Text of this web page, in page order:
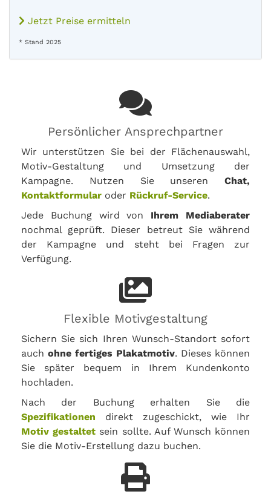
Jetzt Preise ermitteln
* Stand 2025
Persönlicher Ansprechpartner
Wir unterstützen Sie bei der Flächenauswahl,
Motiv-Gestaltung und Umsetzung der
Kampagne. Nutzen Sie unseren Chat,
Kontaktformular oder Rückruf-Service.
Jede Buchung wird von Ihrem Mediaberater
nochmal geprüft. Dieser betreut Sie während
der Kampagne und steht bei Fragen zur
Verfügung.
Flexible Motivgestaltung
Sichern Sie sich Ihren Wunsch-Standort sofort
auch ohne fertiges Plakatmotiv. Dieses können
Sie später bequem in Ihrem Kundenkonto
hochladen.
Nach der Buchung erhalten Sie die
Spezifikationen direkt zugeschickt, wie Ihr
Motiv gestaltet sein sollte. Auf Wunsch können
Sie die Motiv-Erstellung dazu buchen.